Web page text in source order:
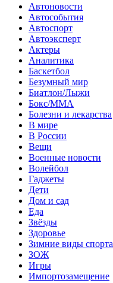
Автоновости
Автособытия
Автоспорт
Автоэксперт
Актеры
Аналитика
Баскетбол
Безумный мир
Биатлон/Лыжи
Бокс/MMA
Болезни и лекарства
В мире
В России
Вещи
Военные новости
Волейбол
Гаджеты
Дети
Дом и сад
Еда
Звёзды
Здоровье
Зимние виды спорта
ЗОЖ
Игры
Импортозамещение